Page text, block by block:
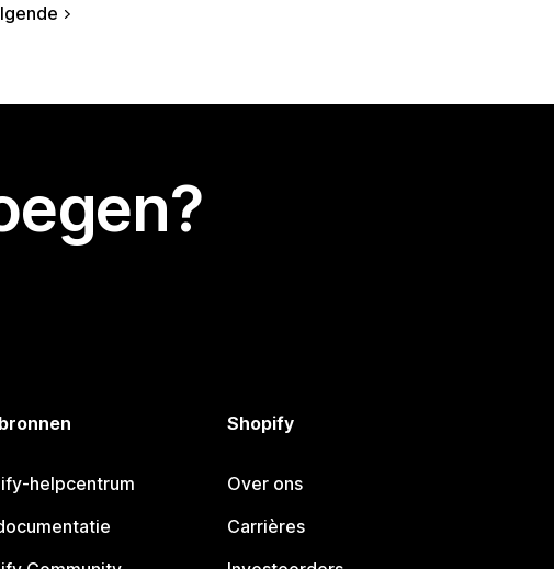
helpcentrum
Shopify
Over ons
Carrières